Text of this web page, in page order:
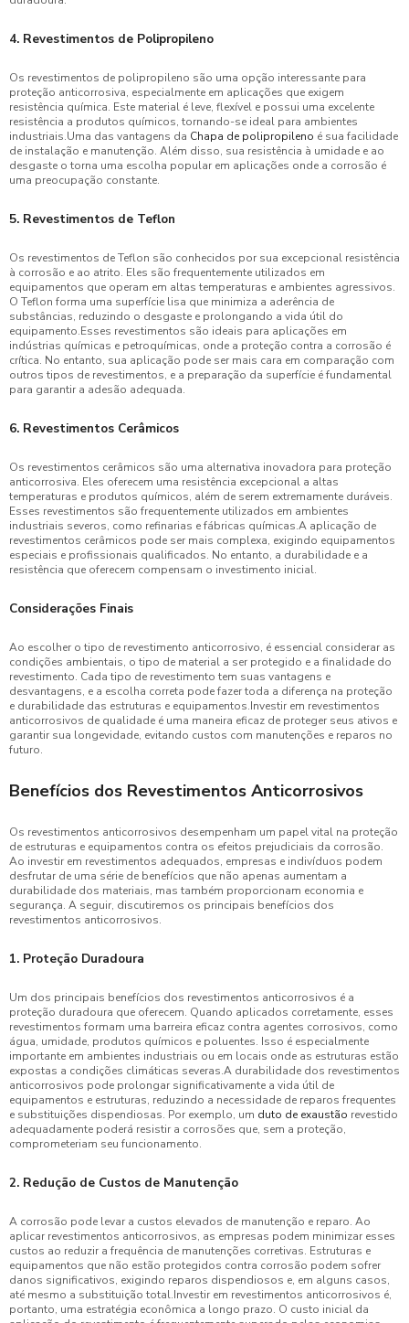
4. Revestimentos de Polipropileno
Os revestimentos de polipropileno são uma opção interessante para
proteção anticorrosiva, especialmente em aplicações que exigem
resistência química. Este material é leve, flexível e possui uma excelente
resistência a produtos químicos, tornando-se ideal para ambientes
industriais.Uma das vantagens da Chapa de polipropileno é sua facilidade
de instalação e manutenção. Além disso, sua resistência à umidade e ao
desgaste o torna uma escolha popular em aplicações onde a corrosão é
uma preocupação constante.
5. Revestimentos de Teflon
Os revestimentos de Teflon são conhecidos por sua excepcional resistência
à corrosão e ao atrito. Eles são frequentemente utilizados em
equipamentos que operam em altas temperaturas e ambientes agressivos.
O Teflon forma uma superfície lisa que minimiza a aderência de
substâncias, reduzindo o desgaste e prolongando a vida útil do
equipamento.Esses revestimentos são ideais para aplicações em
indústrias químicas e petroquímicas, onde a proteção contra a corrosão é
crítica. No entanto, sua aplicação pode ser mais cara em comparação com
outros tipos de revestimentos, e a preparação da superfície é fundamental
para garantir a adesão adequada.
6. Revestimentos Cerâmicos
Os revestimentos cerâmicos são uma alternativa inovadora para proteção
anticorrosiva. Eles oferecem uma resistência excepcional a altas
temperaturas e produtos químicos, além de serem extremamente duráveis.
Esses revestimentos são frequentemente utilizados em ambientes
industriais severos, como refinarias e fábricas químicas.A aplicação de
revestimentos cerâmicos pode ser mais complexa, exigindo equipamentos
especiais e profissionais qualificados. No entanto, a durabilidade e a
resistência que oferecem compensam o investimento inicial.
Considerações Finais
Ao escolher o tipo de revestimento anticorrosivo, é essencial considerar as
condições ambientais, o tipo de material a ser protegido e a finalidade do
revestimento. Cada tipo de revestimento tem suas vantagens e
desvantagens, e a escolha correta pode fazer toda a diferença na proteção
e durabilidade das estruturas e equipamentos.Investir em revestimentos
anticorrosivos de qualidade é uma maneira eficaz de proteger seus ativos e
garantir sua longevidade, evitando custos com manutenções e reparos no
futuro.
Benefícios dos Revestimentos Anticorrosivos
Os revestimentos anticorrosivos desempenham um papel vital na proteção
de estruturas e equipamentos contra os efeitos prejudiciais da corrosão.
Ao investir em revestimentos adequados, empresas e indivíduos podem
desfrutar de uma série de benefícios que não apenas aumentam a
durabilidade dos materiais, mas também proporcionam economia e
segurança. A seguir, discutiremos os principais benefícios dos
revestimentos anticorrosivos.
1. Proteção Duradoura
Um dos principais benefícios dos revestimentos anticorrosivos é a
proteção duradoura que oferecem. Quando aplicados corretamente, esses
revestimentos formam uma barreira eficaz contra agentes corrosivos, como
água, umidade, produtos químicos e poluentes. Isso é especialmente
importante em ambientes industriais ou em locais onde as estruturas estão
expostas a condições climáticas severas.A durabilidade dos revestimentos
anticorrosivos pode prolongar significativamente a vida útil de
equipamentos e estruturas, reduzindo a necessidade de reparos frequentes
e substituições dispendiosas. Por exemplo, um duto de exaustão revestido
adequadamente poderá resistir a corrosões que, sem a proteção,
comprometeriam seu funcionamento.
2. Redução de Custos de Manutenção
A corrosão pode levar a custos elevados de manutenção e reparo. Ao
aplicar revestimentos anticorrosivos, as empresas podem minimizar esses
custos ao reduzir a frequência de manutenções corretivas. Estruturas e
equipamentos que não estão protegidos contra corrosão podem sofrer
danos significativos, exigindo reparos dispendiosos e, em alguns casos,
até mesmo a substituição total.Investir em revestimentos anticorrosivos é,
portanto, uma estratégia econômica a longo prazo. O custo inicial da